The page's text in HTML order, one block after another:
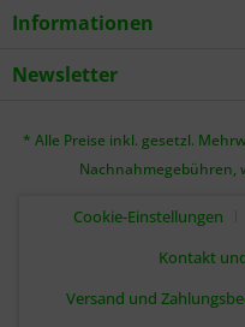
Informationen
Newsletter
* Alle Preise inkl. gesetzl.
Nachnahmegebühren,
Cookie-Einstellungen
Kontakt
Versand und